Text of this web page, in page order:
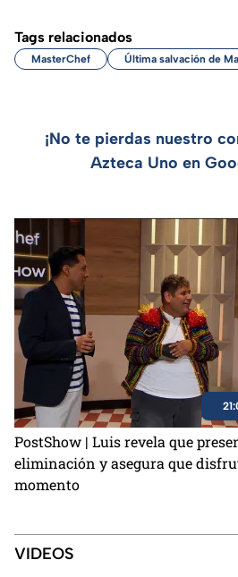
Tags relacionados
MasterChef Última salvación de
¡No te pierdas nuestro
Azteca Uno en
PostShow | Luis revela que
eliminación y asegura que
momento
VIDEOS